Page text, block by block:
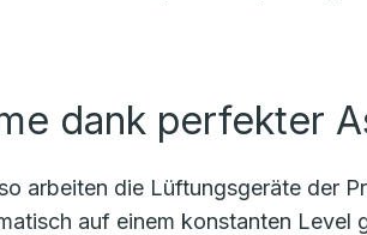
dank perfekter
arbeiten die Lüftungsgeräte der
auf einem konstanten Level